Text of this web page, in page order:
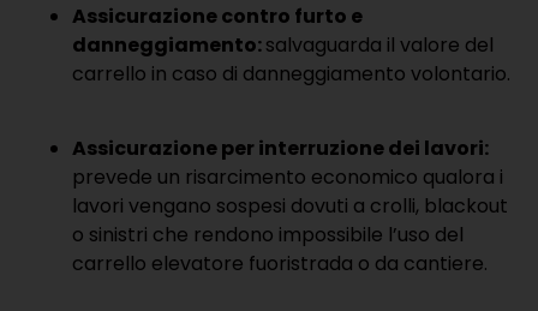
Assicurazione contro furto e
danneggiamento:salvaguarda il valore del
carrello in caso di danneggiamento volontario.
Assicurazione per interruzione dei lavori:
prevede un risarcimento economico qualora i
lavori vengano sospesi dovuti a crolli, blackout
o sinistri che rendono impossibile l’uso del
carrello elevatore fuoristrada o da cantiere.